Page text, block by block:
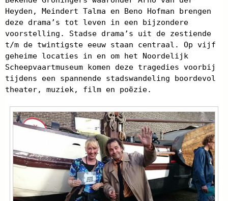
Heyden, Meindert Talma en Beno Hofman brengen
deze drama’s tot leven in een bijzondere
voorstelling. Stadse drama’s uit de zestiende
t/m de twintigste eeuw staan centraal. Op vijf
geheime locaties in en om het Noordelijk
Scheepvaartmuseum komen deze tragedies voorbij
tijdens een spannende stadswandeling boordevol
theater, muziek, film en poëzie.